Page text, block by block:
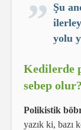
Şu
yolu
Kedilerde
sebep olur?
Polikistik
yazık ki, bazı